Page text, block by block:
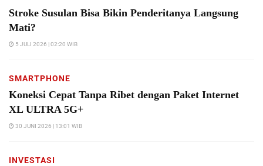
Stroke Susulan Bisa Bikin Penderitanya Langsung
Mati?
5 JULI 2026 | 02:20 WIB
SMARTPHONE
Koneksi Cepat Tanpa Ribet dengan Paket Internet
XL ULTRA 5G+
30 JUNI 2026 | 13:01 WIB
INVESTASI